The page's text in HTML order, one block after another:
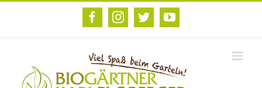
Zum
FacebookInstagram
TwitterYouTube